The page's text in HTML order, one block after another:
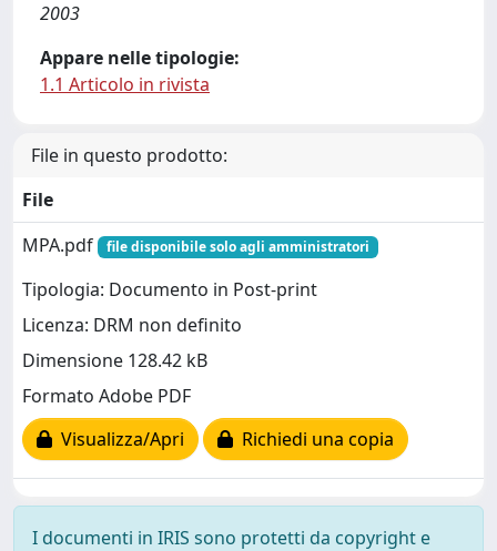
2003
Appare nelle tipologie:
1.1 Articolo in rivista
File in questo prodotto:
File
MPA.pdf
file disponibile solo agli amministratori
Tipologia: Documento in Post-print
Licenza: DRM non definito
Dimensione 128.42 kB
Formato Adobe PDF
Visualizza/Apri
Richiedi una copia
I documenti in IRIS sono protetti da copyright e